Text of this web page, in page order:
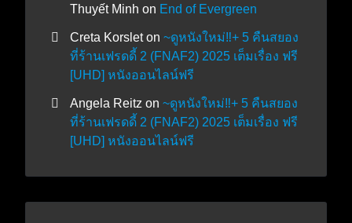
Thuyết Minh on End of Evergreen
Creta Korsleton ~ดูหนังใหม่‼️+ 5 คืนสยอง
ที่ร้านเฟรดดี้ 2 (FNAF2) 2025 เต็มเรื่อง ฟรี
[UHD] หนังออนไลน์ฟรี
Angela Reitz on ~ดูหนังใหม่‼️+ 5 คืนสยอง
ที่ร้านเฟรดดี้ 2 (FNAF2) 2025 เต็มเรื่อง ฟรี
[UHD] หนังออนไลน์ฟรี